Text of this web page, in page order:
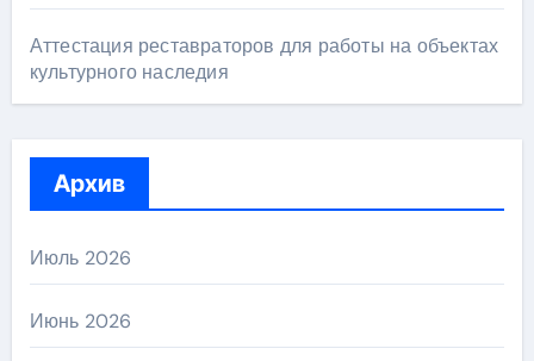
Аттестация реставраторов для работы на объектах
культурного наследия
Архив
Июль 2026
Июнь 2026